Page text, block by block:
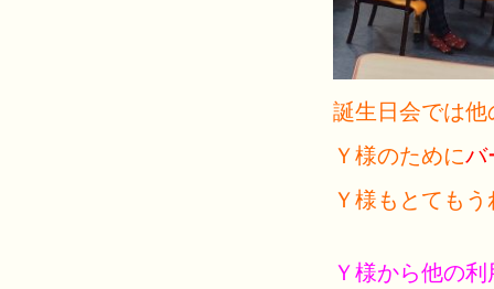
誕生日会では
Ｙ様のためにバ
Ｙ様もとても
Ｙ様から他の